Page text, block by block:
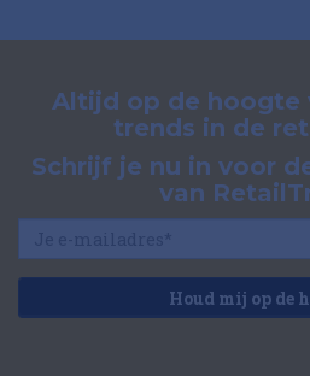
Altijd op de hoogte
trends in de
Schrijf je nu in voor
van
Houd mij op de